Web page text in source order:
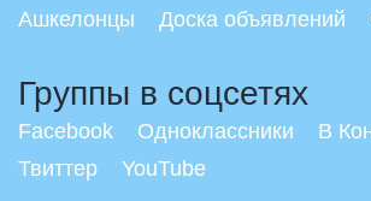
Ашкелонцы
Доска объявлений
Группы в соцсетях
Facebook Одноклассники
В
Твиттер
YouTube